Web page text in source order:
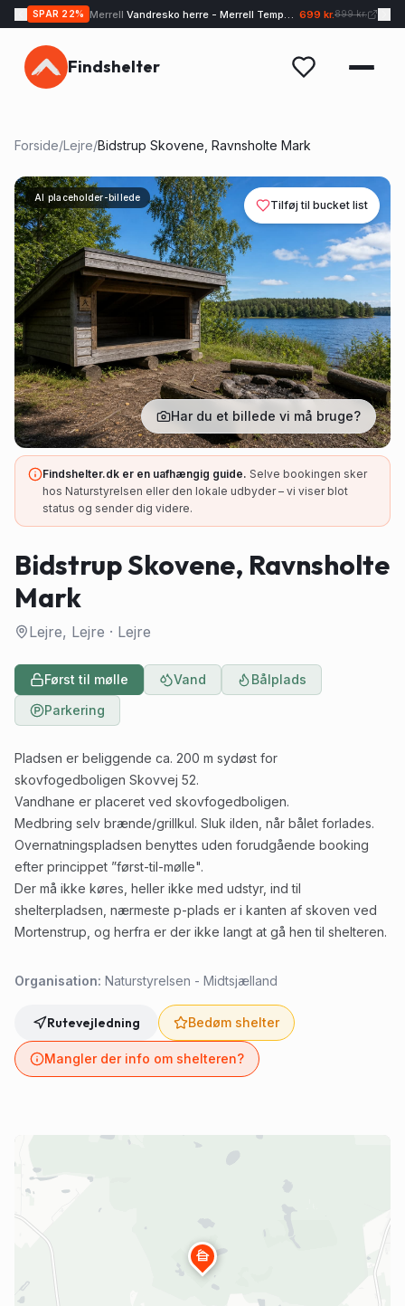
SPAR 22% Merrell Vandresko herre - Merrell Tempo EXP - Sand 699 kr.899 kr.
Findshelter
Forside/Lejre/Bidstrup Skovene, Ravnsholte Mark
AI placeholder-billede
Tilføj til bucket list
Har du et billede vi må bruge?
Findshelter.dk er en uafhængig guide. Selve bookingen sker
hos Naturstyrelsen eller den lokale udbyder – vi viser blot
status og sender dig videre.
Bidstrup Skovene, Ravnsholte
Mark
Lejre, Lejre · Lejre
Først til mølle Vand
Bålplads
Parkering
Pladsen er beliggende ca. 200 m sydøst for
skovfogedboligen Skovvej 52.
Vandhane er placeret ved skovfogedboligen.
Medbring selv brænde/grillkul. Sluk ilden, når bålet forlades.
Overnatningspladsen benyttes uden forudgående booking
efter princippet ”først-til-mølle".
Der må ikke køres, heller ikke med udstyr, ind til
shelterpladsen, nærmeste p-plads er i kanten af skoven ved
Mortenstrup, og herfra er der ikke langt at gå hen til shelteren.
Organisation: Naturstyrelsen - Midtsjælland
Rutevejledning Bedøm shelter
Mangler der info om shelteren?
cabin